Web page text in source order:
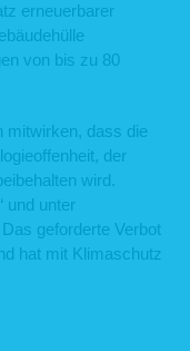
erneuerbarer
von bis zu 80
mitwirken, dass die
der
wird.
und unter
geforderte Verbot
hat mit Klimaschutz
Art. 6 Abs. 1 lit. f DSGVO. Die
und der sich
die Daten für andere Zwecke
ein. Die personenbezogenen
abschließend geklärt ist. Die
personenbezogenen
Tagen gelöscht.
an Dritte findet nicht statt,